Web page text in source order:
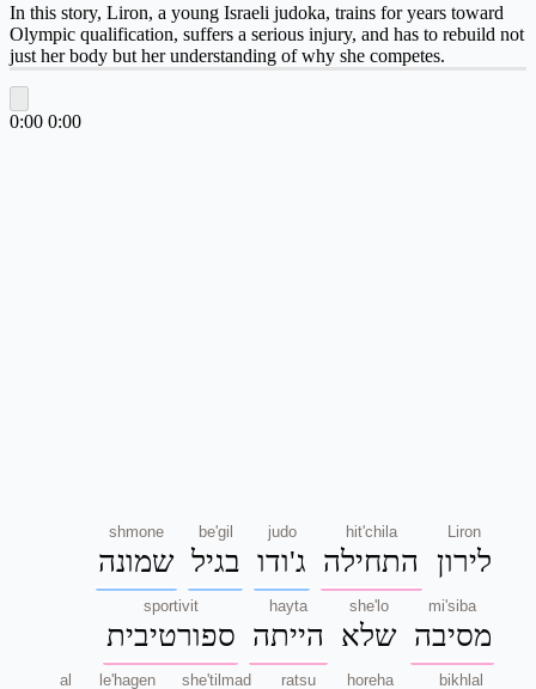
In this story, Liron, a young Israeli judoka, trains for years toward
Olympic qualification, suffers a serious injury, and has to rebuild not
just her body but her understanding of why she competes.
0:00 0:00
Liron
לירון
hit'chila
התחילה
judo
ג'ודו
be'gil
בגיל
shmone
שמונה
mi'siba
מסיבה
she'lo
שלא
hayta
הייתה
sportivit
ספורטיבית
bikhlal
horeha
ratsu
she'tilmad
le'hagen
al